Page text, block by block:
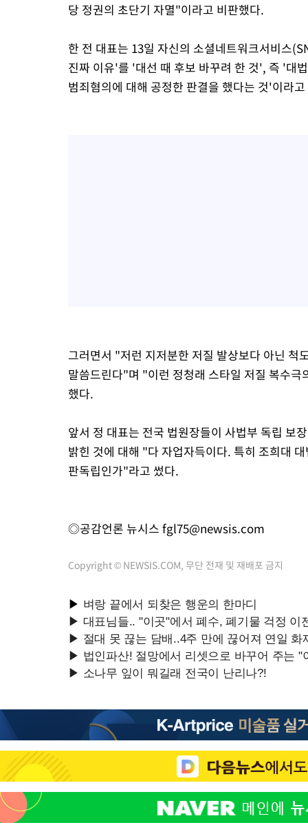
당 정권의 초단기 자멸"이라고 비판했다.
한 전 대표는 13일 자신의 소셜네트워크서비스
진짜 이유'를 '대선 때 후보 바꾸려 한 것', 즉 '대
범죄혐의에 대해 공정한 판결을 했다는 것'이라
그러면서 "저런 지저분한 저질 발상보다 아닌
말씀드린다"며 "이런 정청래 스타일 저질 복수
했다.
앞서 정 대표는 전국 법원장들이 사법부 독립 보
밝힌 것에 대해 "다 자업자득이다. 특히 조희대
판독립인가"라고 썼다.
◎공감언론 뉴시스 fgl75@newsis.com
Copyright © NEWSIS.COM, 무단 전재 및 재배포 금지